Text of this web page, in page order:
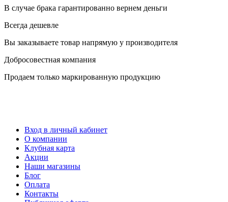
В случае брака гарантированно вернем деньги
Всегда дешевле
Вы заказываете товар напрямую у производителя
Добросовестная компания
Продаем только маркированную продукцию
Вход в личный кабинет
О компании
Клубная карта
Акции
Наши магазины
Блог
Оплата
Контакты